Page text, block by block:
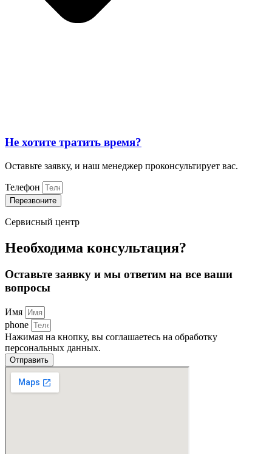
Не хотите тратить время?
Оставьте заявку, и наш менеджер проконсультирует вас.
Телефон
Перезвоните
Сервисный центр
Необходима консультация?
Оставьте заявку и мы ответим на все ваши
вопросы
Имя
phone
Нажимая на кнопку, вы соглашаетесь на обработку
персональных данных.
Отправить